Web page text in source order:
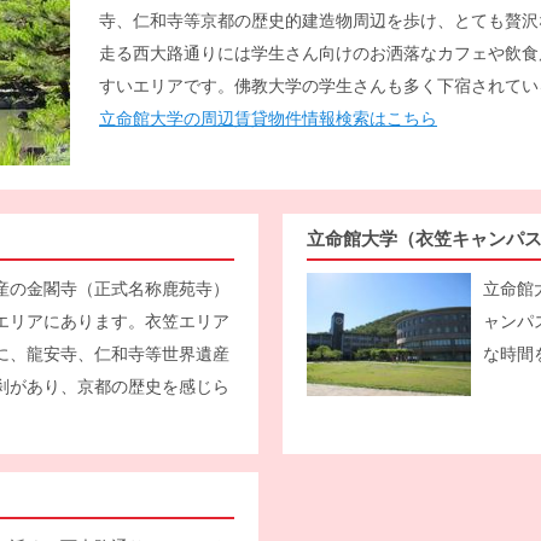
寺、仁和寺等京都の歴史的建造物周辺を歩け、とても贅
走る西大路通りには学生さん向けのお洒落なカフェや飲
すいエリアです。佛教大学の学生さんも多く下宿されて
立命館大学の周辺賃貸物件情報検索はこちら
の金閣寺（正式名称鹿苑寺）
リアにあります。衣笠エリア
、龍安寺、仁和寺等世界遺産
があり、京都の歴史を感じら
立命館大学（衣笠キャンパ
立命館
ャンパ
な時間